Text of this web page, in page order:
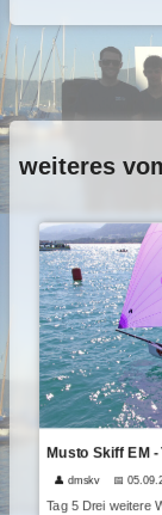
weiteres
Musto Skiff EM -
👤 dmskv 📅
Tag 5 Drei weitere